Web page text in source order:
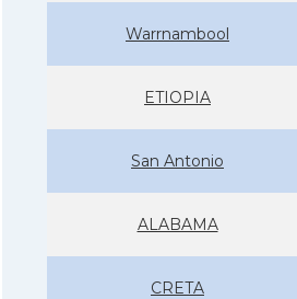
Warrnambool
ETIOPIA
San Antonio
ALABAMA
CRETA